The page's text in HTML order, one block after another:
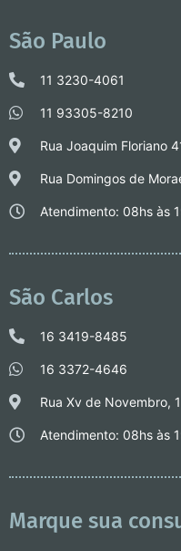
São Paulo
11 3230-4061
11 93305-8210
Rua Joaquim Floriano
Rua Domingos de
Atendimento: 08hs às
São Carlos
16 3419-8485
16 3372-4646
Rua Xv de Novembro,
Atendimento: 08hs às
Marque sua